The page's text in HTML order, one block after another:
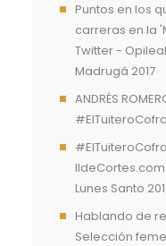
Puntos en los
carreras en la
Twitter -
Madrugá 2017
ANDRÉS
IldeCortes.com
Lunes Santo
Hablando de
Selección